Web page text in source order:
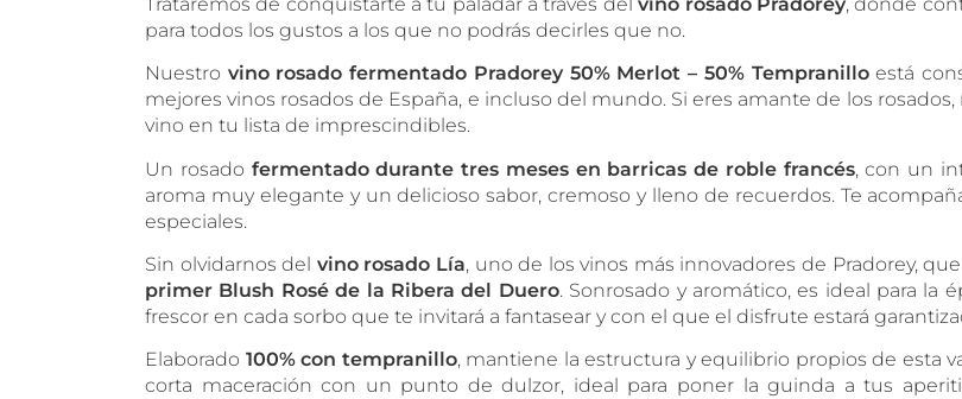
para todos los gustos a los que no podrás decirles que no.
Nuestro vino rosado fermentado Pradorey 50% Merlot – 50% Tempranilloestá
mejores vinos rosados de España, e incluso del mundo. Si eres amante de los
vino en tu lista de imprescindibles.
Un rosado fermentado durante tres meses en barricas de roble francés, con un
aroma muy elegante y un delicioso sabor, cremoso y lleno de recuerdos. Te
especiales.
Sin olvidarnos del vino rosado Lía, uno de los vinos más innovadores de Pradorey,
primer Blush Rosé de la Ribera del Duero. Sonrosado y aromático, es ideal para la
frescor en cada sorbo que te invitará a fantasear y con el que el disfrute estará
Elaborado 100% con tempranillo, mantiene la estructura y equilibrio propios de esta
corta maceración con un punto de dulzor, ideal para poner la guinda a tus